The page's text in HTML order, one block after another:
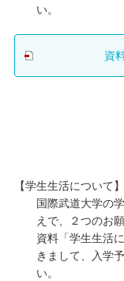
い。
資
【学生生活について】
国際武道大学の
えで、２つのお
資料「学生生活
きまして、入学
い。